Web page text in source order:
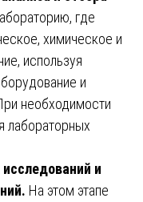
где
химическое и
используя
и
необходимости
лабораторных
и
На этом этапе